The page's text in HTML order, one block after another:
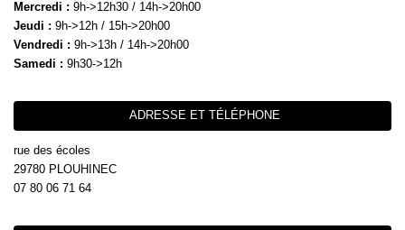
Mercredi : 9h->12h30 / 14h->20h00
Jeudi : 9h->12h / 15h->20h00
Vendredi : 9h->13h / 14h->20h00
Samedi : 9h30->12h
ADRESSE ET TÉLÉPHONE
rue des écoles
29780 PLOUHINEC
07 80 06 71 64